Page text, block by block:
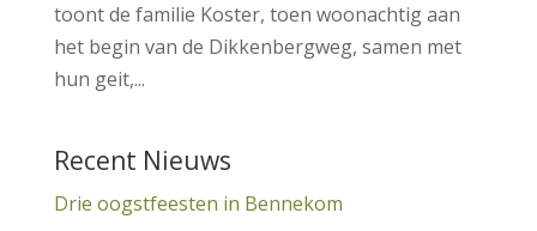
toont de familie Koster, toen woonachtig aan
het begin van de Dikkenbergweg, samen met
hun geit,...
Recent Nieuws
Drie oogstfeesten in Bennekom